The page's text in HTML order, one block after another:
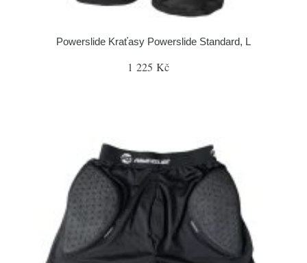
Powerslide Kraťasy Powerslide Standard, L
1 225 Kč